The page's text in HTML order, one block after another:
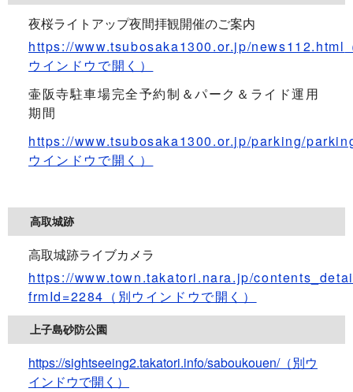
夜桜ライトアップ夜間拝観開催のご案内
https://www.tsubosaka1300.or.jp/news112.html
ウインドウで開く）
壷阪寺駐車場完全予約制＆パーク＆ライド運用
期間
https://www.tsubosaka1300.or.jp/parking/
ウインドウで開く）
高取城跡
高取城跡ライブカメラ
https://www.town.takatori.nara.jp/
frmId=2284 （別ウインドウで開く）
上子島砂防公園
https://sightseeing2.takatori.info/saboukouen/（別ウ
インドウで開く）